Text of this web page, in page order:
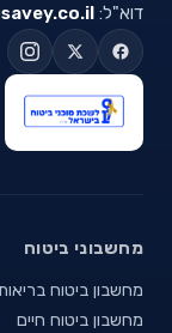
דוא"ל:
מחשבוני ביטוח
מחשבון ביטוח
מחשבון ביטוח חיים